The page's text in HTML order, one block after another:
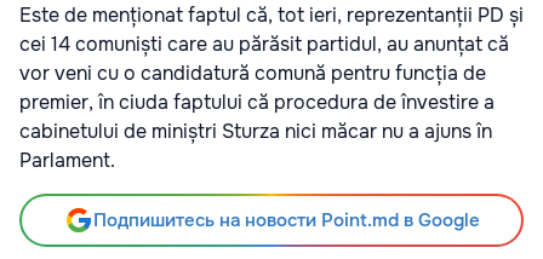
Este de menționat faptul că, tot ieri, reprezentanții PD și
cei 14 comuniști care au părăsit partidul, au anunțat că
vor veni cu o candidatură comună pentru funcția de
premier, în ciuda faptului că procedura de învestire a
cabinetului de miniștri Sturza nici măcar nu a ajuns în
Parlament.
Подпишитесь на новости Point.md в Google